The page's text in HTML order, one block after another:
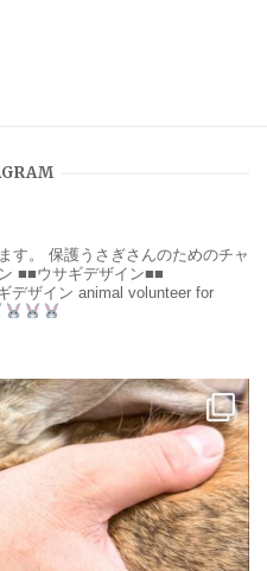
す。
保護うさぎさんのためのチャ
■■ウサギデザイン■■
デザイン animal volunteer for